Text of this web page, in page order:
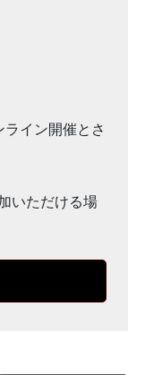
イン開催とさ
いただける場